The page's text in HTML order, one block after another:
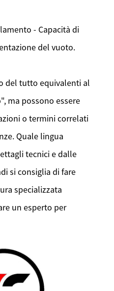
- Capacità di
del vuoto.
del tutto equivalenti al
ma possono essere
o termini correlati
Quale lingua
tecnici e dalle
si consiglia di fare
specializzata
un esperto per